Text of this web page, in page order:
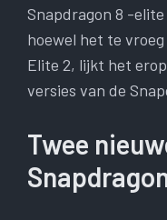
Snapdragon 8 -
hoewel het te
Elite 2, lijkt het
versies van de
Twee